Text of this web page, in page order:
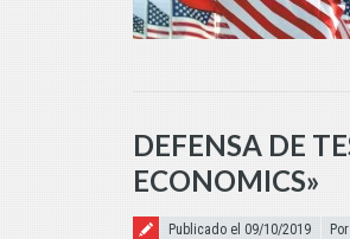
DEFENSA DE
ECONOMICS»
Publicado el
Publicado el 09/10/2019